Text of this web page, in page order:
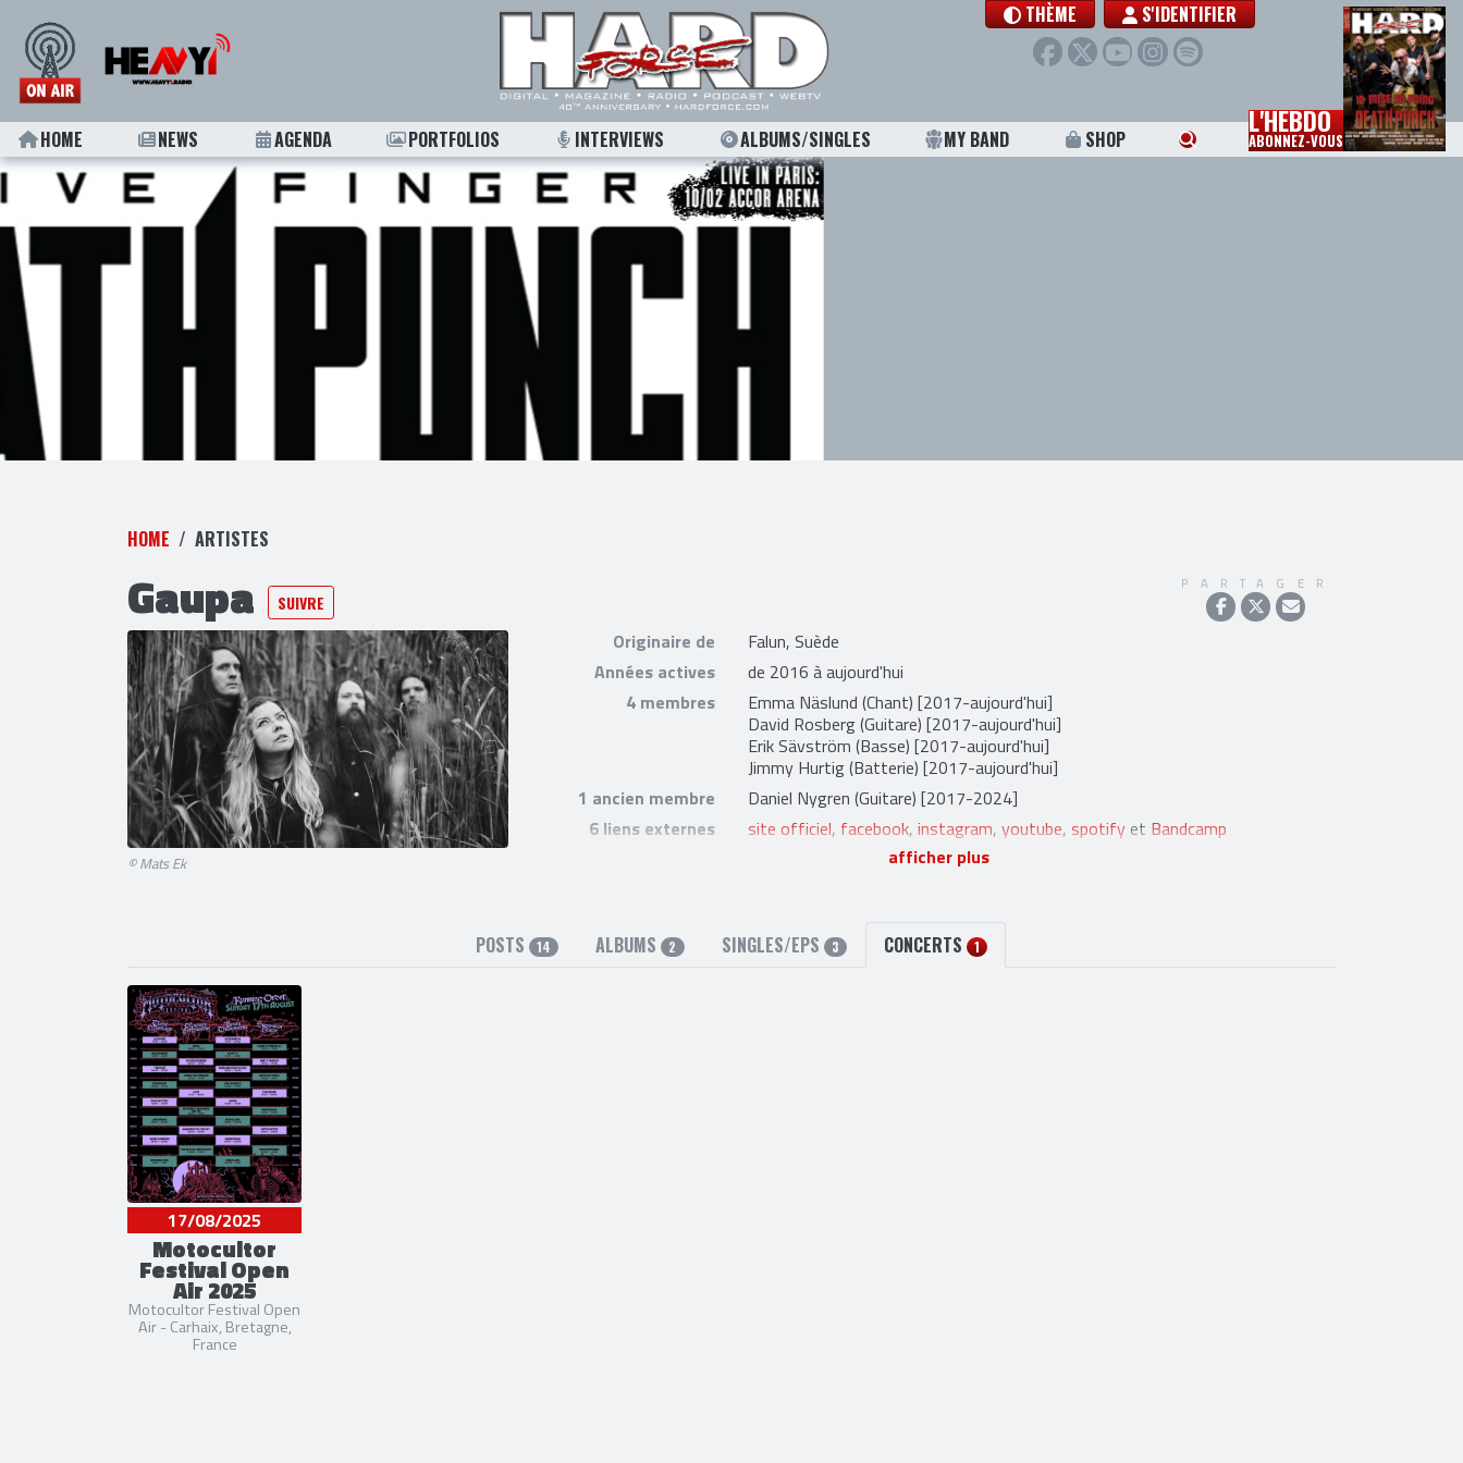
THÈME S'IDENTIFIER
HOME NEWS AGENDA PORTFOLIOS INTERVIEWS ALBUMS/SINGLES MY BAND SHOP L'HEBDO
ABONNEZ-VOUS
HOME ARTISTES
Gaupa SUIVRE
PARTAGER
© Mats Ek
Originaire de
Falun, Suède
Années actives
de 2016 à aujourd'hui
4 membres
Emma Näslund (Chant) [2017-aujourd'hui]
David Rosberg(Guitare) [2017-aujourd'hui]
Erik Sävström (Basse) [2017-aujourd'hui]
Jimmy Hurtig(Batterie) [2017-aujourd'hui]
1 ancien membre
Daniel Nygren (Guitare) [2017-2024]
6 liens externes
site officiel, facebook, instagram, youtube, spotify et Bandcamp
afficher plus
POSTS 14 ALBUMS 2 SINGLES/EPS 3 CONCERTS 1
17/08/2025
Motocultor
Festival Open
Air 2025
Motocultor Festival Open
Air - Carhaix, Bretagne,
France